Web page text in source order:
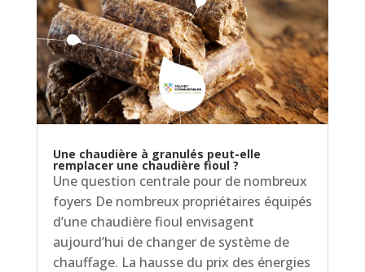
Une chaudière à granulés peut-elle
remplacer une chaudière fioul ?
Une question centrale pour de nombreux
foyers De nombreux propriétaires équipés
d’une chaudière fioul envisagent
aujourd’hui de changer de système de
chauffage. La hausse du prix des énergies